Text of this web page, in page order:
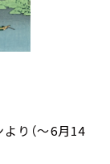
り（～6月14